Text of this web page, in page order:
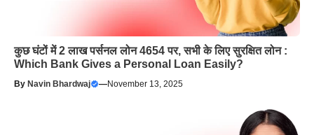
कुछ घंटों में 2 लाख पर्सनल लोन 4654 पर, सभी के लिए सुरक्षित लोन :
Which Bank Gives a Personal Loan Easily?
By Navin Bhardwaj —November 13, 2025